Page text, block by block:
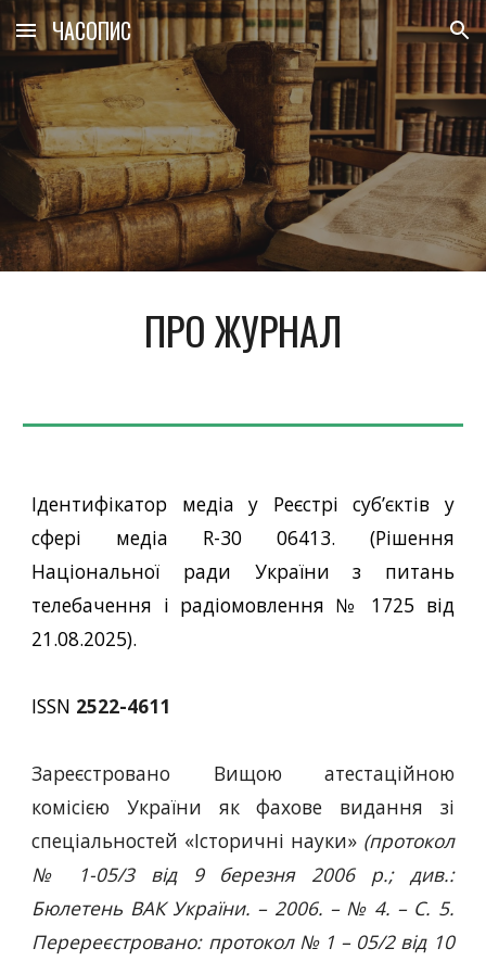
Skip to main content Skip to navigation
ЧАСОПИС
ПРО ЖУРНАЛ
Ідентифікатор медіа у Реєстрі суб’єктів у
сфері медіа R-30 06413. (Рішення
Національної ради України з питань
телебачення і радіомовлення № 1725 від
21.08.2025).
ISSN 2522-4611
Зареєстровано Вищою атестаційною
комісією України як фахове видання зі
спеціальностей «Історичні науки» (протокол
№ 1-05/3 від 9 березня 2006 р.; див.:
Бюлетень ВАК України. – 2006. – № 4. – С. 5.
Перереєстровано: протокол № 1 – 05/2 від 10